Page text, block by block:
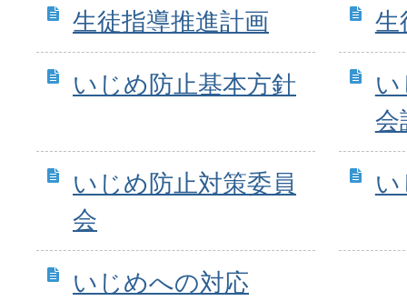
生徒指導推進計画 生
いじめ防止基本方針
い
会
いじめ防止対策委員
会
い
いじめへの対応